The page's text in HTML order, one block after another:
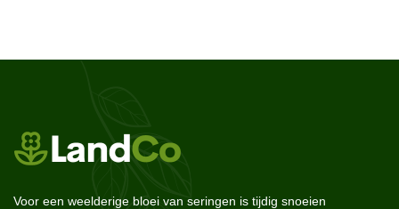
Voor een weelderige bloei van seringen is tijdig snoeien